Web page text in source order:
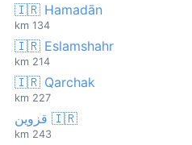
🇮🇷 Hamadān
134 km
🇮🇷 Eslamshahr
214 km
🇮🇷 Qarchak
227 km
🇮🇷 قزوين
243 km